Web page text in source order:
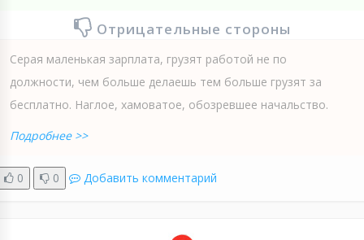
Отрицательные стороны
Серая маленькая зарплата, грузят работой не по
должности, чем больше делаешь тем больше грузят за
бесплатно. Наглое, хамоватое, обозревшее начальство.
Подробнее >>
0 0 Добавить комментарий